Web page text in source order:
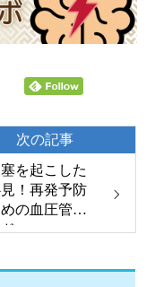
を起こした
！再発予防
の血圧管理
次の記事